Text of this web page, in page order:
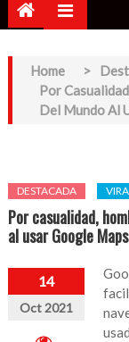
Home >
Por
Del Mundo Al
DESTACADA
Por casualidad,
al usar Google Maps
14
Oct 2021